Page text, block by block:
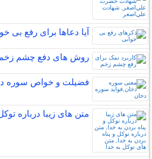
آیا دعاها برای رفع بی
روش های دفع چشم زخم
فضیلت و خواص سوره
متن های زیبا درباره